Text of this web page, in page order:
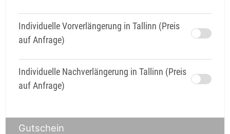
Individuelle Vorverlängerung in Tallinn (Preis
auf Anfrage)
Individuelle Nachverlängerung in Tallinn (Preis
auf Anfrage)
Gutschein